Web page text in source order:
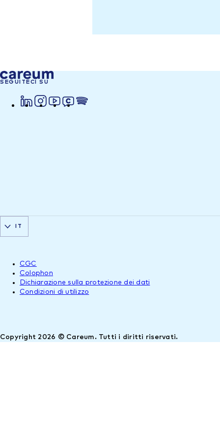
SEGUITECI SU
Copyright 2026 © Careum. Tutti i diritti riservati.
CGC
Colophon
Dichiarazione sulla protezione dei dati
Condizioni di utilizzo
IT